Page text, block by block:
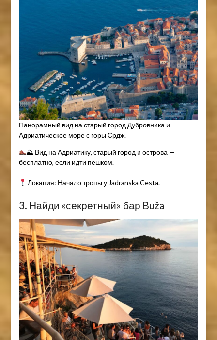
Панорамный вид на старый город Дубровника и
Адриатическое море с горы Срдж.
⛰ Вид на Адриатику, старый город и острова —
бесплатно, если идти пешком.
Локация: Начало тропы у Jadranska Cesta.
3. Найди «секретный» бар Buža